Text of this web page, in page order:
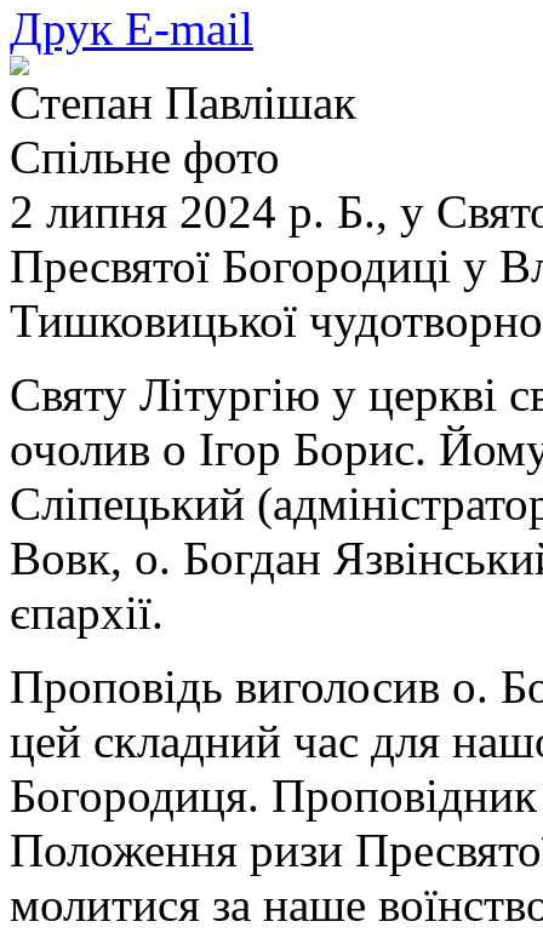
Друк E-mail
Степан Павлішак
Спільне фото
2 липня 2024 р. Б., у
Пресвятої Богородиці у
Тишковицької
Святу Літургію у церкві
очолив о Ігор Борис.
Сліпецький
Вовк, о. Богдан
єпархії.
Проповідь виголосив о.
цей складний час для
Богородиця. Проповідник
Положення ризи
молитися за наше